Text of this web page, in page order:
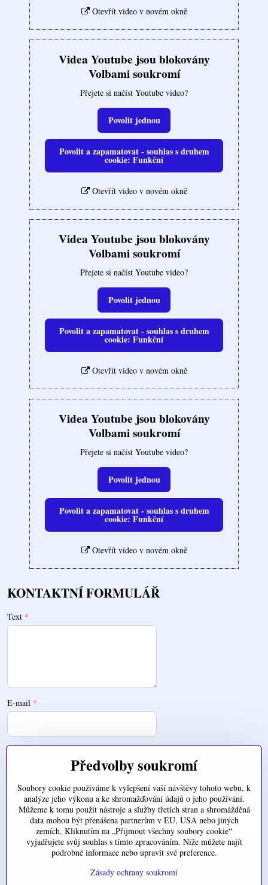
Otevřít video v novém okně
Videa Youtube jsou blokovány
Volbami soukromí
Přejete si načíst Youtube video?
Povolit jednou
Povolit a zapamatovat - souhlas s druhem
cookie: Funkční
Otevřít video v novém okně
Videa Youtube jsou blokovány
Volbami soukromí
Přejete si načíst Youtube video?
Povolit jednou
Povolit a zapamatovat - souhlas s druhem
cookie: Funkční
Otevřít video v novém okně
Videa Youtube jsou blokovány
Volbami soukromí
Přejete si načíst Youtube video?
Povolit jednou
Povolit a zapamatovat - souhlas s druhem
cookie: Funkční
Otevřít video v novém okně
KONTAKTNÍ FORMULÁŘ
Text *
E-mail *
Zde nahrajte váš soubor
Předvolby soukromí
Soubory cookie používáme k vylepšení vaší návštěvy tohoto webu, k
analýze jeho výkonu a ke shromažďování údajů o jeho používání.
Můžeme k tomu použít nástroje a služby třetích stran a shromážděná
data mohou být přenášena partnerům v EU, USA nebo jiných
zemích. Kliknutím na „Přijmout všechny soubory cookie“
vyjadřujete svůj souhlas s tímto zpracováním. Níže můžete najít
podrobné informace nebo upravit své preference.
Zásady ochrany soukromí